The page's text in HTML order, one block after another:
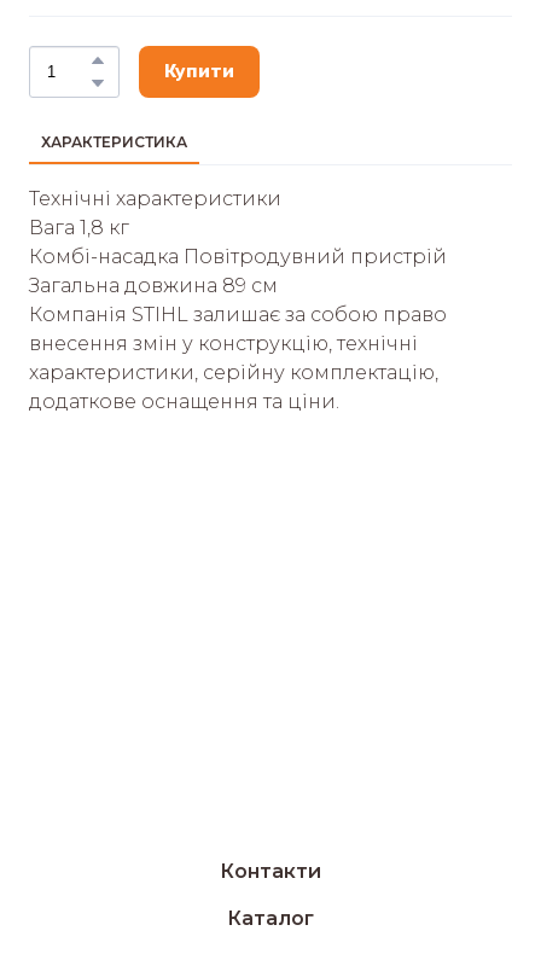
Купити
ХАРАКТЕРИСТИКА
Технічні характеристики
Вага 1,8 кг
Комбі-насадка Повітродувний пристрій
Загальна довжина 89 см
Компанія STIHL залишає за собою право
внесення змін у конструкцію, технічні
характеристики, серійну комплектацію,
додаткове оснащення та ціни.
Контакти
Каталог